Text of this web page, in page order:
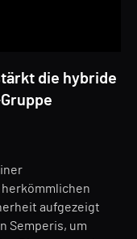
die hybride
aufgezeigt
Semperis, um